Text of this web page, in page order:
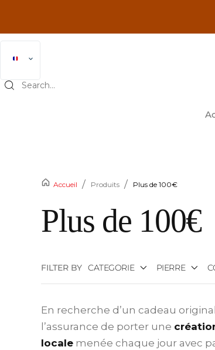
Accueil / Produits / Plus de 100€
Plus de 100€
FILTER BY CATEGORIE PIERRE
En recherche d’un cadeau
l’assurance de porter une
locale menée chaque jour avec